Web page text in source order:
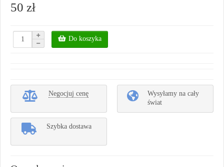
50 zł
Do koszyka
Negocjuj cenę
Wysyłamy na cały
świat
Szybka dostawa